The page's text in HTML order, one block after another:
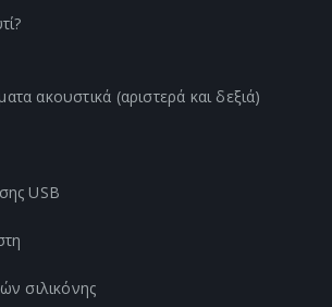
ακουστικά (αριστερά και δεξιά)
USB
σιλικόνης